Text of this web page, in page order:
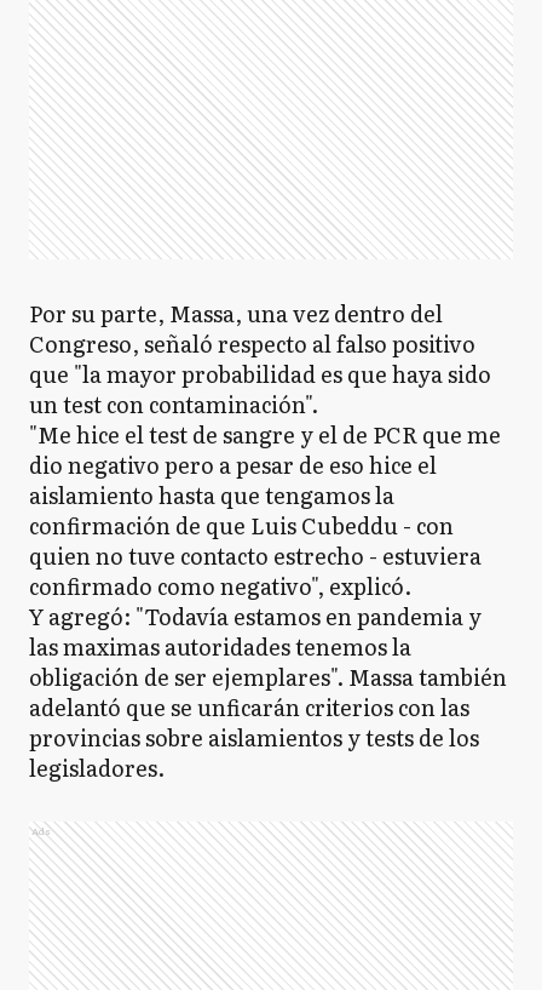
Por su parte, Massa, una vez dentro del
Congreso, señaló respecto al falso positivo
que "la mayor probabilidad es que haya sido
un test con contaminación".
"Me hice el test de sangre y el de PCR que me
dio negativo pero a pesar de eso hice el
aislamiento hasta que tengamos la
confirmación de que Luis Cubeddu - con
quien no tuve contacto estrecho - estuviera
confirmado como negativo", explicó.
Y agregó: "Todavía estamos en pandemia y
las maximas autoridades tenemos la
obligación de ser ejemplares". Massa también
adelantó que se unficarán criterios con las
provincias sobre aislamientos y tests de los
legisladores.
Ads